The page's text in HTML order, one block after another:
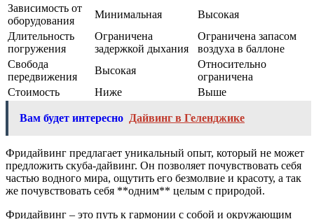
Зависимость от
оборудования
Минимальная
Высокая
Длительность
погружения
Ограничена
задержкой дыхания
Ограничена запасом
воздуха в баллоне
Свобода
передвижения
Высокая
Относительно
ограничена
Стоимость
Ниже Выше
Вам будет интересно Дайвинг в Геленджике
Фридайвинг предлагает уникальный опыт, который не может
предложить скуба-дайвинг. Он позволяет почувствовать себя
частью водного мира, ощутить его безмолвие и красоту, а так
же почувствовать себя **одним** целым с природой.
Фридайвинг – это путь к гармонии с собой и окружающим